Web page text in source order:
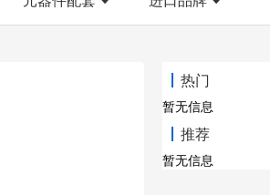
热门
暂无信息
推荐
暂无信息